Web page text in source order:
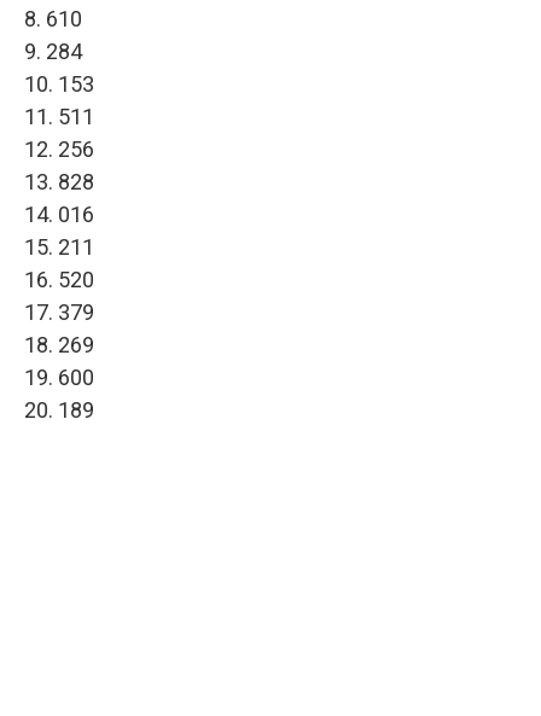
8. 610
9. 284
10. 153
11. 511
12. 256
13. 828
14. 016
15. 211
16. 520
17. 379
18. 269
19. 600
20. 189